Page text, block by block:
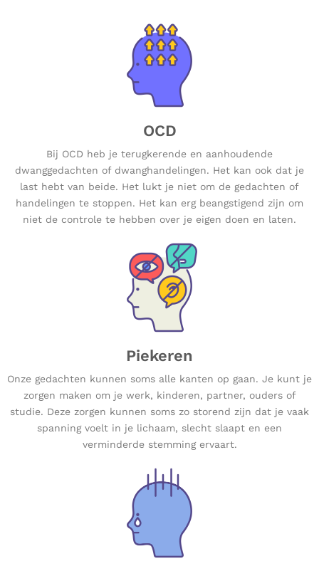
OCD
Bij OCD heb je terugkerende en aanhoudende
dwanggedachten of dwanghandelingen. Het kan ook dat je
last hebt van beide. Het lukt je niet om de gedachten of
handelingen te stoppen. Het kan erg beangstigend zijn om
niet de controle te hebben over je eigen doen en laten.
Piekeren
Onze gedachten kunnen soms alle kanten op gaan. Je kunt je
zorgen maken om je werk, kinderen, partner, ouders of
studie. Deze zorgen kunnen soms zo storend zijn dat je vaak
spanning voelt in je lichaam, slecht slaapt en een
verminderde stemming ervaart.